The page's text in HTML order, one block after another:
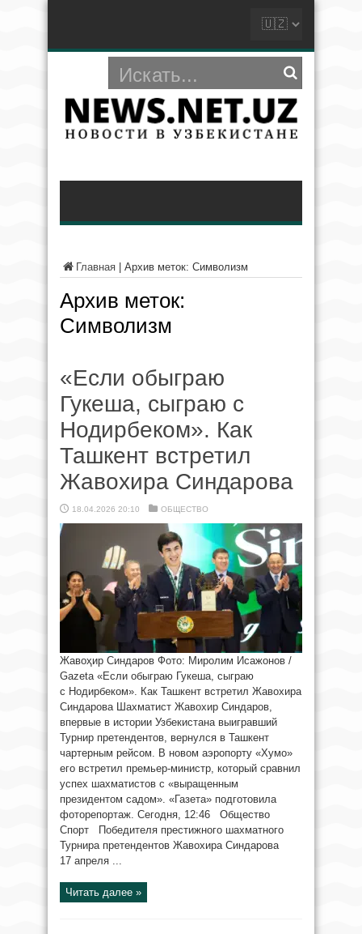
Главная Архив меток: Символизм
Архив меток:
Символизм
«Если обыграю
Гукеша, сыграю с
Нодирбеком». Как
Ташкент встретил
Жавохира Синдарова
18.04.2026 20:10 ОБЩЕСТВО
Жавоҳир Синдаров Фото: Миролим Исажонов /
Gazeta «Если обыграю Гукеша, сыграю
с Нодирбеком». Как Ташкент встретил Жавохира
Синдарова Шахматист Жавохир Синдаров,
впервые в истории Узбекистана выигравший
Турнир претендентов, вернулся в Ташкент
чартерным рейсом. В новом аэропорту «Хумо»
его встретил премьер-министр, который сравнил
успех шахматистов с «выращенным
президентом садом». «Газета» подготовила
фоторепортаж. Сегодня, 12:46 Общество
Спорт Победителя престижного шахматного
Турнира претендентов Жавохира Синдарова
17 апреля ...
Читать далее »